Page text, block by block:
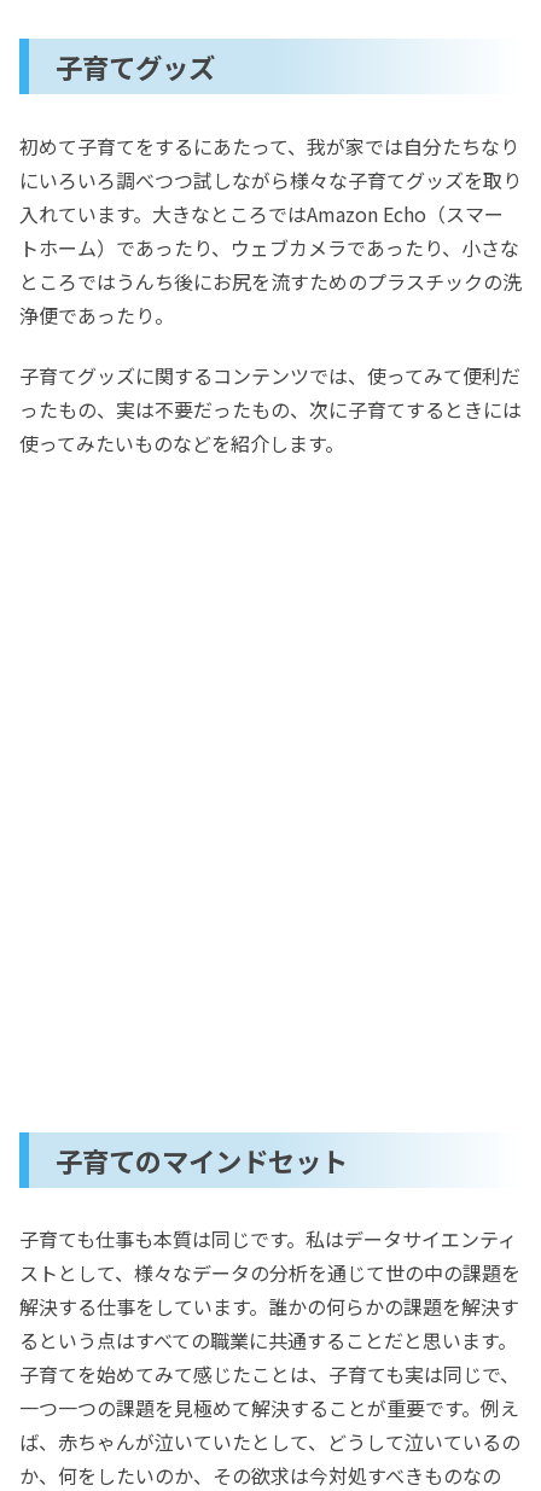
子育てグッズ
初めて子育てをするにあたって、我が家では自分たちなり
にいろいろ調べつつ試しながら様々な子育てグッズを取り
入れています。大きなところではAmazon Echo（スマー
トホーム）であったり、ウェブカメラであったり、小さな
ところではうんち後にお尻を流すためのプラスチックの洗
浄便であったり。
子育てグッズに関するコンテンツでは、使ってみて便利だ
ったもの、実は不要だったもの、次に子育てするときには
使ってみたいものなどを紹介します。
子育てのマインドセット
子育ても仕事も本質は同じです。私はデータサイエンティ
ストとして、様々なデータの分析を通じて世の中の課題を
解決する仕事をしています。誰かの何らかの課題を解決す
るという点はすべての職業に共通することだと思います。
子育てを始めてみて感じたことは、子育ても実は同じで、
一つ一つの課題を見極めて解決することが重要です。例え
ば、赤ちゃんが泣いていたとして、どうして泣いているの
か、何をしたいのか、その欲求は今対処すべきものなの